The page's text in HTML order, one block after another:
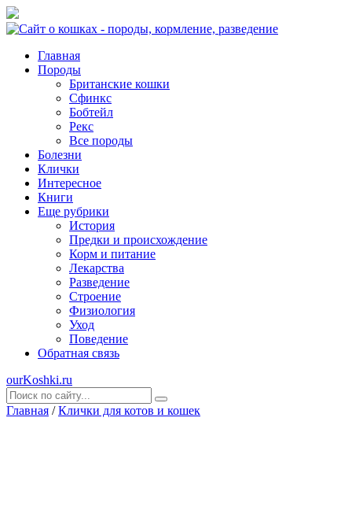
Главная
Породы
Британские кошки
Сфинкс
Бобтейл
Рекс
Все породы
Болезни
Клички
Интересное
Книги
Еще рубрики
История
Предки и происхождение
Корм и питание
Лекарства
Разведение
Строение
Физиология
Уход
Поведение
Обратная связь
ourKoshki.ru
Главная / Клички для котов и кошек